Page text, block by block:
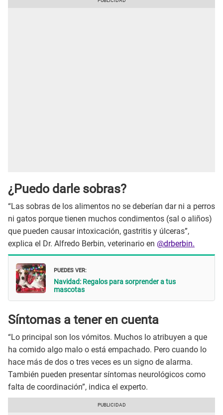
¿Puedo darle sobras?
“Las sobras de los alimentos no se deberían dar ni a perros
ni gatos porque tienen muchos condimentos (sal o aliños)
que pueden causar intoxicación, gastritis y úlceras”,
explica el Dr. Alfredo Berbin, veterinario en @drberbin.
PUEDES VER:
Navidad: Regalos para sorprender a tus
mascotas
Síntomas a tener en cuenta
“Lo principal son los vómitos. Muchos lo atribuyen a que
ha comido algo malo o está empachado. Pero cuando lo
hace más de dos o tres veces es un signo de alarma.
También pueden presentar síntomas neurológicos como
falta de coordinación”, indica el experto.